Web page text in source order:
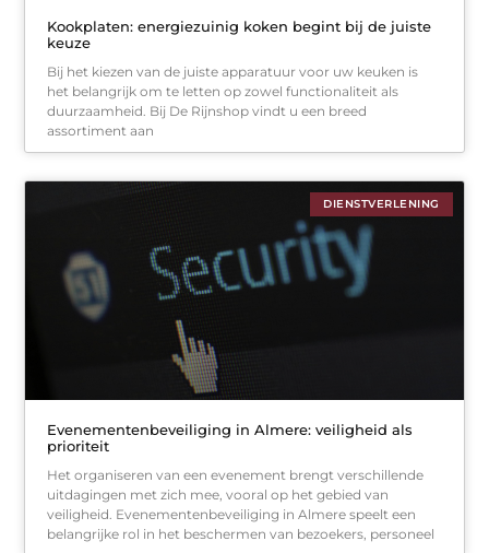
Kookplaten: energiezuinig koken begint bij de juiste
keuze
Bij het kiezen van de juiste apparatuur voor uw keuken is
het belangrijk om te letten op zowel functionaliteit als
duurzaamheid. Bij De Rijnshop vindt u een breed
assortiment aan
DIENSTVERLENING
Evenementenbeveiliging in Almere: veiligheid als
prioriteit
Het organiseren van een evenement brengt verschillende
uitdagingen met zich mee, vooral op het gebied van
veiligheid. Evenementenbeveiliging in Almere speelt een
belangrijke rol in het beschermen van bezoekers, personeel